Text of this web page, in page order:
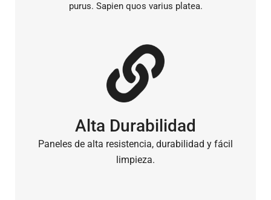
purus. Sapien quos varius platea.
Alta Durabilidad
Paneles de alta resistencia, durabilidad y fácil
limpieza.